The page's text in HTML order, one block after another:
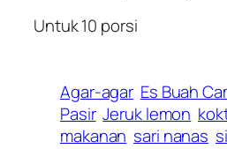
Untuk 10 porsi
Agar-agar Es Buah
Pasir Jeruk lemon
makanan sari nanas